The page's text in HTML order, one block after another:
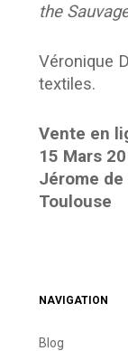
the
Véronique
textiles.
Vente en
15 Mars
Jérome de
Toulouse
NAVIGATION
Blog